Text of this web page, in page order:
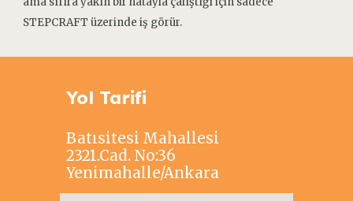
STEPCRAFT üzerinde iş görür.
Yol Tarifi
Batısitesi Mahallesi
2321.Cad. No:36
Yenimahalle/Ankara